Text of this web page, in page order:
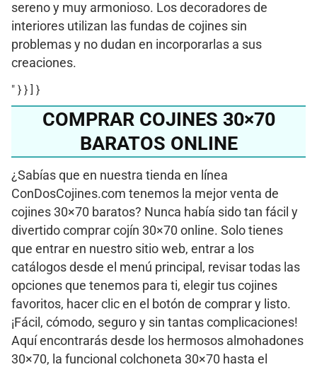
sereno y muy armonioso. Los decoradores de
interiores utilizan las fundas de cojines sin
problemas y no dudan en incorporarlas a sus
creaciones.
" } } ] }
COMPRAR COJINES 30×70
BARATOS ONLINE
¿Sabías que en nuestra tienda en línea
ConDosCojines.com tenemos la mejor venta de
cojines 30×70 baratos? Nunca había sido tan fácil y
divertido comprar cojín 30×70 online. Solo tienes
que entrar en nuestro sitio web, entrar a los
catálogos desde el menú principal, revisar todas las
opciones que tenemos para ti, elegir tus cojines
favoritos, hacer clic en el botón de comprar y listo.
¡Fácil, cómodo, seguro y sin tantas complicaciones!
Aquí encontrarás desde los hermosos almohadones
30×70, la funcional colchoneta 30×70 hasta el